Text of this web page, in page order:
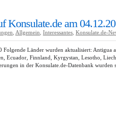
Konsulate.de am
Allgemein Interessantes Konsulate.de-
Länder wurden aktualisiert: Antigua
Ecuador, Finnland, Kyrgystan, Lesotho,
in der Konsulate.de-Datenbank wurden